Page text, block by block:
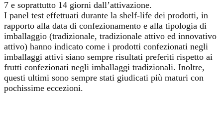
7 e soprattutto 14 giorni dall’attivazione.
I panel test effettuati durante la shelf-life dei prodotti, in
rapporto alla data di confezionamento e alla tipologia di
imballaggio (tradizionale, tradizionale attivo ed innovativo
attivo) hanno indicato come i prodotti confezionati negli
imballaggi attivi siano sempre risultati preferiti rispetto ai
frutti confezionati negli imballaggi tradizionali. Inoltre,
questi ultimi sono sempre stati giudicati più maturi con
pochissime eccezioni.